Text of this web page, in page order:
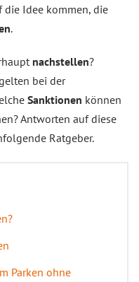
die Idee kommen, die
.
nachstellen?
bei der
Sanktionen können
Antworten auf diese
Ratgeber.
Parken ohne